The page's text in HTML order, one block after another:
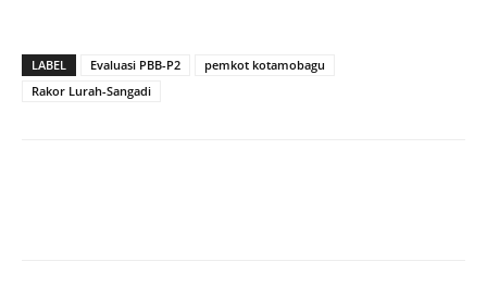
LABEL Evaluasi PBB-P2
pemkot kotamobagu
Rakor Lurah-Sangadi